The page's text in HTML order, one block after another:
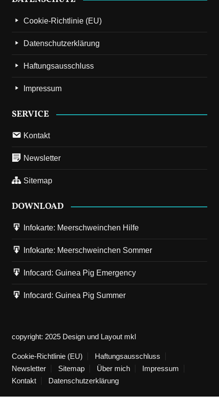
Cookie-Richtlinie (EU)
Datenschutzerklärung
Haftungsausschluss
Impressum
SERVICE
Kontakt
Newsletter
Sitemap
DOWNLOAD
Infokarte: Meerschweinchen Hilfe
Infokarte: Meerschweinchen Sommer
Infocard: Guinea Pig Emergency
Infocard: Guinea Pig Summer
copyright: 2025 Design und Layout mkl
Cookie-Richtlinie (EU)
Haftungsausschluss
Newsletter
Sitemap Über mich
Impressum
Kontakt
Datenschutzerklärung